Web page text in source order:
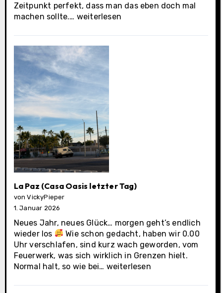
Zeitpunkt perfekt, dass man das eben doch mal
machen sollte.… Los
Municipality
weiterlesen
La Paz (Casa Oasis letzter Tag)
von VickyPieper
1. Januar 2026
Neues Jahr, neues Glück… morgen geht’s endlich
wieder los
Wie schon gedacht, haben wir 0.00
Uhr verschlafen, sind kurz wach geworden, vom
Feuerwerk, was sich wirklich in Grenzen hielt.
Normal halt, so wie bei… La
(Casa
weiterlesen